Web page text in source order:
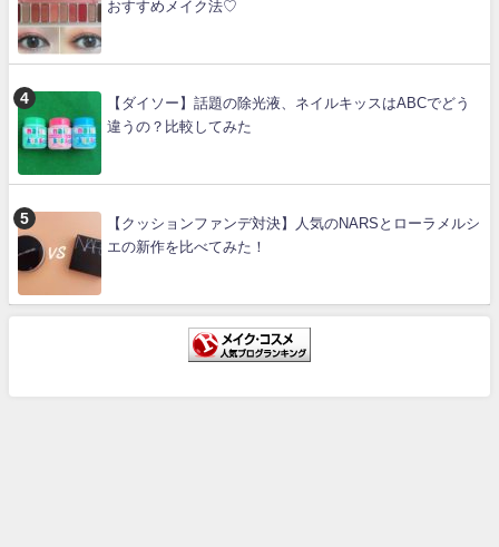
おすすめメイク法♡
【ダイソー】話題の除光液、ネイルキッスはABCでどう
違うの？比較してみた
【クッションファンデ対決】人気のNARSとローラメルシ
エの新作を比べてみた！